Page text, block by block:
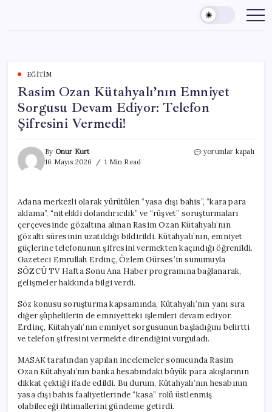
content
EĞITIM
Rasim Ozan Kütahyalı’nın Emniyet
Sorgusu Devam Ediyor: Telefon
Şifresini Vermedi!
By Onur Kurt
16 Mayıs 2026
1 Min Read
Rasim
Devam
Ediyor:
Telefon
Şifresini
Vermedi!
için
yorumlar kapalı
Adana merkezli olarak yürütülen “yasa dışı bahis”, “kara para
aklama”, “nitelikli dolandırıcılık” ve “rüşvet” soruşturmaları
çerçevesinde gözaltına alınan Rasim Ozan Kütahyalı’nın
gözaltı süresinin uzatıldığı bildirildi. Kütahyalı’nın, emniyet
güçlerine telefonunun şifresini vermekten kaçındığı öğrenildi.
Gazeteci Emrullah Erdinç, Özlem Gürses’in sunumuyla
SÖZCÜ TV Hafta Sonu Ana Haber programına bağlanarak,
gelişmeler hakkında bilgi verdi.
Söz konusu soruşturma kapsamında, Kütahyalı’nın yanı sıra
diğer şüphelilerin de emniyetteki işlemleri devam ediyor.
Erdinç, Kütahyalı’nın emniyet sorgusunun başladığını belirtti
ve telefon şifresini vermekte direndiğini vurguladı.
MASAK tarafından yapılan incelemeler sonucunda Rasim
Ozan Kütahyalı’nın banka hesabındaki büyük para akışlarının
dikkat çektiği ifade edildi. Bu durum, Kütahyalı’nın hesabının
yasa dışı bahis faaliyetlerinde “kasa” rolü üstlenmiş
olabileceği ihtimallerini gündeme getirdi.